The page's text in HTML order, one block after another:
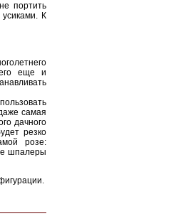
портить
К
его еще и
самая
дачного
резко
розе:
шпалеры